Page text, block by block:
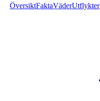
ÖversiktFaktaVäderUtflykter